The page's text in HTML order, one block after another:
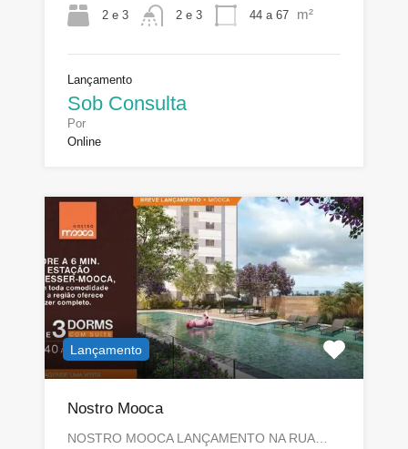
2 e 3 2 e 3 44 a 67 m²
Lançamento
Sob Consulta
Por
Online
Lançamento
Nostro Mooca
NOSTRO MOOCA LANÇAMENTO NA RUA…